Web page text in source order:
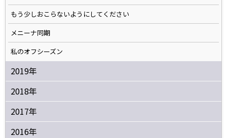
もう少しおこらないようにしてください
メニーナ同期
私のオフシーズン
2019年
2018年
2017年
2016年